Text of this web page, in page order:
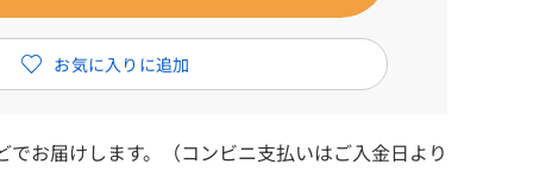
お届けします。（コンビニ支払いはご入金日より